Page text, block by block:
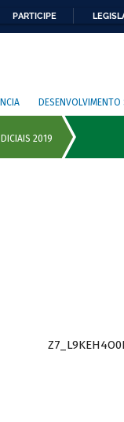
PARTICIPE
DESENVOLVIMENTO